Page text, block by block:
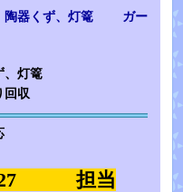
陶器くず、灯篭 ガー
、灯篭
収
2127 担当